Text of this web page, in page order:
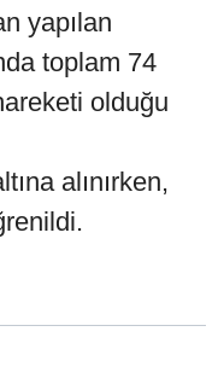
yapılan
toplam 74
olduğu
alınırken,